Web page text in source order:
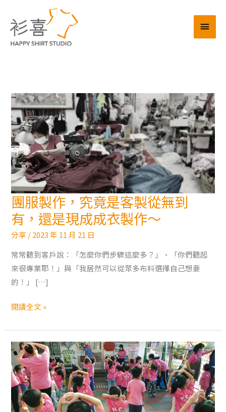
主
要
團服製作，究竟是客製從無到
有，還是現成成衣製作～
分享 /2023 年 11 月 21 日
常常聽到客戶說：「怎麼你們步驟這麼多？」、「你們聽起
來很專業耶！」與「我居然可以從眾多布料選擇自己想要
的！」 […]
團
服
製
作，
究
竟
是
製
到
有，
還
是
現
閱讀全文 »